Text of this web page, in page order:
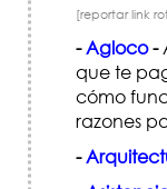
[reportar link
-Agloco-
que te
cómo
razones
-